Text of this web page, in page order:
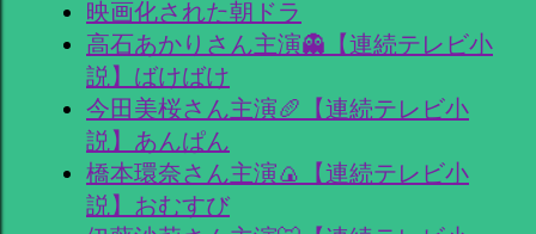
映画化された朝ドラ
高石あかりさん主演👻【連続テレビ小
説】ばけばけ
今田美桜さん主演🥖【連続テレビ小
説】あんぱん
橋本環奈さん主演🍙【連続テレビ小
説】おむすび